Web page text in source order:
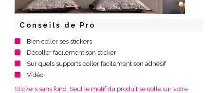
Conseils de Pro
Bien coller ses stickers
Décoller facilement son sticker
Sur quels supports coller facilement son adhésif
Vidéo
Stickers sans fond. Seul le motif du produit se colle sur votre